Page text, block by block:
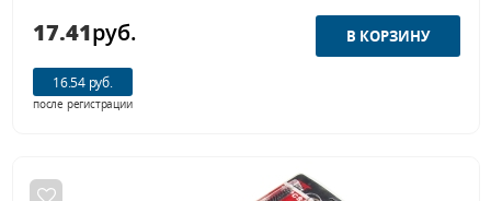
17.41руб.
16.54 руб.
после регистрации